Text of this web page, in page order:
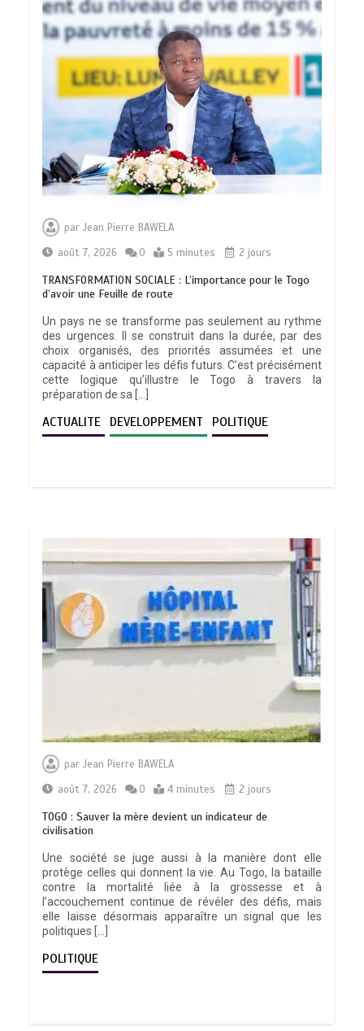
parJean Pierre BAWELA
août 7, 2026
0 5 minutes 2 jours
TRANSFORMATION SOCIALE : L’importance pour le Togo
d’avoir une Feuille de route
Un pays ne se transforme pas seulement au rythme
des urgences. Il se construit dans la durée, par des
choix organisés, des priorités assumées et une
capacité à anticiper les défis futurs. C’est précisément
cette logique qu’illustre le Togo à travers la
préparation de sa […]
ACTUALITE DEVELOPPEMENT POLITIQUE
parJean Pierre BAWELA
août 7, 2026
0 4 minutes 2 jours
TOGO : Sauver la mère devient un indicateur de
civilisation
Une société se juge aussi à la manière dont elle
protège celles qui donnent la vie. Au Togo, la bataille
contre la mortalité liée à la grossesse et à
l’accouchement continue de révéler des défis, mais
elle laisse désormais apparaître un signal que les
politiques […]
POLITIQUE